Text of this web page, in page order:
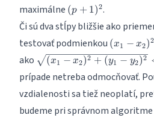
maximálne (p+1)^2
(p + 1)2.
Či sú dva stĺpy bližšie ako
testovať podmienkou (x_1-
x_2)^2
+
(y_1-
y_2)^2
< 4r^2
(x1 − x2)2
ako \sqrt{(x_1-
x_2)^2+
(y_1-
y_2)^2} <
2r
(x1 − x2)2 + (y1 − y2)2
prípade netreba odmocňovať.
vzdialenosti sa tiež neoplatí,
budeme pri správnom